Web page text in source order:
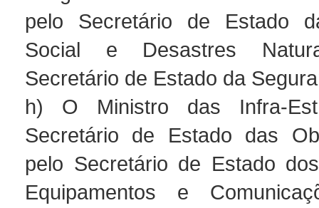
pelo Secretário de Estado
Social e Desastres
Secretário de Estado da
h) O Ministro das Infra-
Secretário de Estado das
pelo Secretário de Estado
Equipamentos e